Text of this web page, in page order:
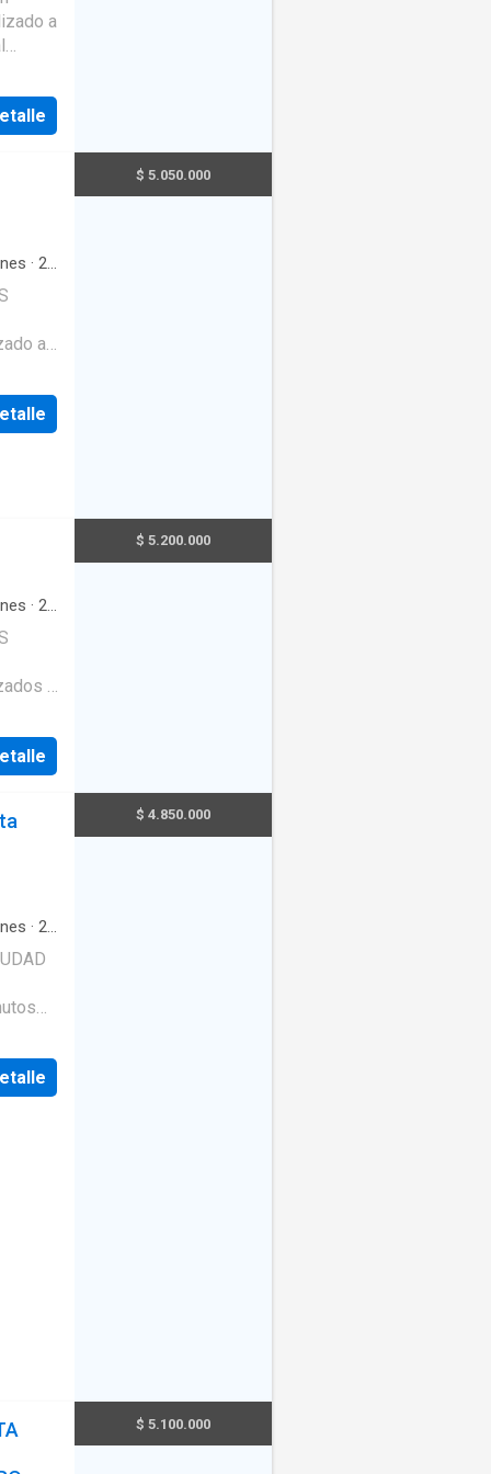
·
· 2
Patio
$ 5.050.000
· 2
3
$ 5.200.000
· 2
de
$ 4.850.000
$ 5.100.000